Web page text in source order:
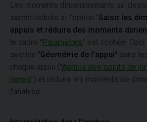
Les moments dimensionnants au-
seront réduits si l'option "Saisir les
appuis et réduire des moments
le cadre "Paramètres" est cochée.
section "Géométrie de l'appui" dans
chaque appui ("Appuis des points de
lignes") et réduira les moments de
l'analyse.